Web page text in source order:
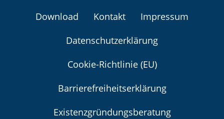
Download Kontakt
Impressum
Datenschutzerklärung
Cookie-Richtlinie (EU)
Barrierefreiheitserklärung
Existenzgründungsberatung